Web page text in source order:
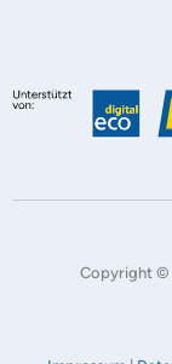
Copyright ©